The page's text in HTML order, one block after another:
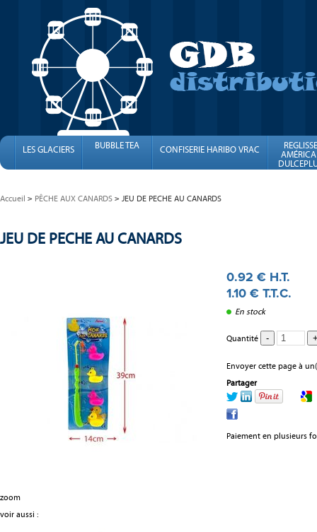
LES GLACIERS BUBBLE TEA CONFISERIE HARIBO VRAC
FINI
Accueil PÊCHE AUX CANARDS JEU DE PECHE AU CANARDS
JEU DE PECHE AU CANARDS
zoom
voir aussi :
0.92 € H.T.
1 .10 € T.T.C.
En stock
Quantité
Envoyer cette page à
Partager
Paiement en plusieurs